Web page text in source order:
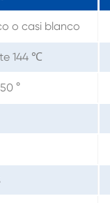
o casi blanco
144 ℃
°